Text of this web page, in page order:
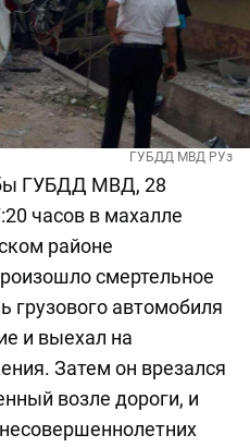
ГУБДД МВД РУз
ГУБДД МВД, 28
часов в махалле
районе
смертельное
грузового автомобиля
и выехал на
Затем он врезался
возле дороги, и